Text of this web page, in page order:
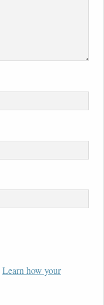
Learn how your